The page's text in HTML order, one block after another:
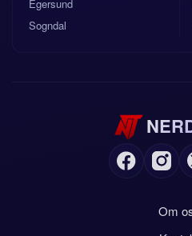
Egersund
Sogndal
Om